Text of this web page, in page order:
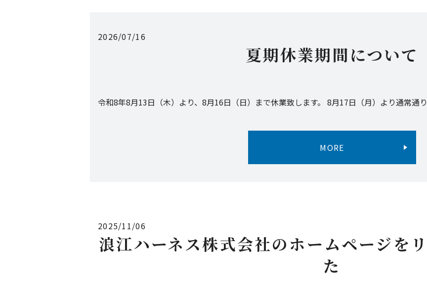
2026/07/16
夏期休業期間について
令和8年8月13日（木）より、8月16日（日）まで休業致します。 8月17日（月）より通常通り
MORE
2025/11/06
浪江ハーネス株式会社のホームページを
た